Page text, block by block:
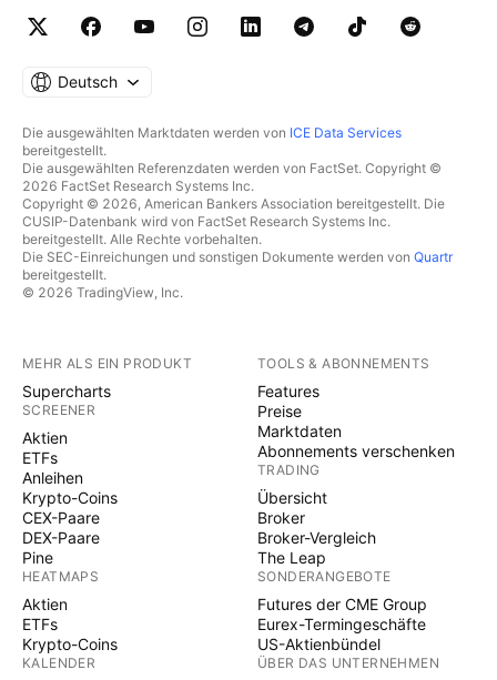
Deutsch
Die ausgewählten Marktdaten werden von ICE Data Services
bereitgestellt.
Die ausgewählten Referenzdaten werden von FactSet. Copyright ©
2026 FactSet Research Systems Inc.
Copyright © 2026, American Bankers Association bereitgestellt. Die
CUSIP-Datenbank wird von FactSet Research Systems Inc.
bereitgestellt. Alle Rechte vorbehalten.
Die SEC-Einreichungen und sonstigen Dokumente werden von Quartr
bereitgestellt.
© 2026 TradingView, Inc.
MEHR ALS EIN PRODUKT
Supercharts
SCREENER
Aktien
ETFs
Anleihen
Krypto-Coins
CEX-Paare
DEX-Paare
Pine
HEATMAPS
Aktien
ETFs
Krypto-Coins
KALENDER
TOOLS & ABONNEMENTS
Features
Preise
Marktdaten
Abonnements verschenken
TRADING
Übersicht
Broker
Broker-Vergleich
The Leap
SONDERANGEBOTE
Futures der CME Group
Eurex-Termingeschäfte
US-Aktienbündel
ÜBER DAS UNTERNEHMEN